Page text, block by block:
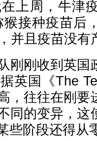
上周，牛津
猴接种疫苗后
并且疫苗没有
刚刚收到英国
英国《The
，往往在刚要
同的变异，这
些阶段还得从